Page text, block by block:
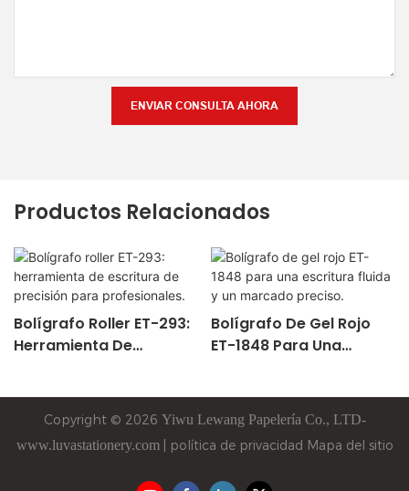
ENVIAR CONSULTA AHORA
Productos Relacionados
Bolígrafo Roller ET-293:
Herramienta De
Bolígrafo De Gel Rojo
ET-1848 Para Una
Copyright © 2026 Yiwu Lewang Papelería Co., LTD-
www.luvastationery.com
política de privacidad Mapa del sitio